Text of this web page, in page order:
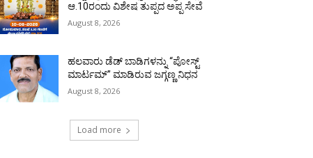
ಆ.10ರಂದು ವಿಶೇಷ ತುಪ್ಪದ ಅಪ್ಪ ಸೇವೆ
August 8, 2026
ಹಲವಾರು ಡೆಡ್ ಬಾಡಿಗಳನ್ನು “ಪೋಸ್ಟ್
ಮಾರ್ಟಮ್” ಮಾಡಿರುವ ಜಗ್ಗಣ್ಣ ನಿಧನ
August 8, 2026
Load more